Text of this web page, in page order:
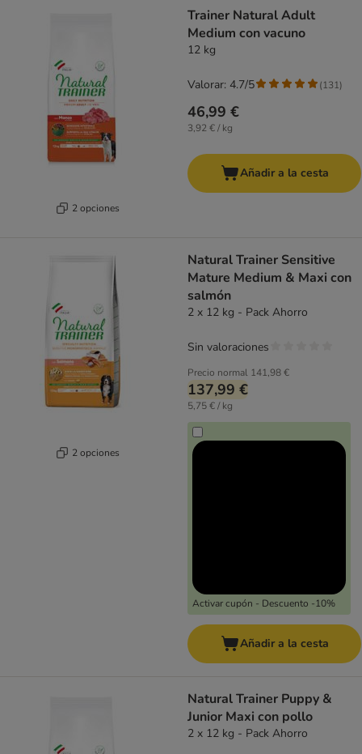
2 opciones
Trainer Natural Adult
Medium con vacuno
12 kg
46,99 €
3,92 € / kg
Valorar: 4.7/5 (131)
Añadir a la cesta
2 opciones
Natural Trainer Sensitive
Mature Medium & Maxi con
salmón
2 x 12 kg - Pack Ahorro
Precio normal 141,98 €
137,99 €
5,75 € / kg
Activar cupón - Descuento -10%
Sin valoraciones
Añadir a la cesta
Natural Trainer Puppy &
Junior Maxi con pollo
2 x 12 kg - Pack Ahorro